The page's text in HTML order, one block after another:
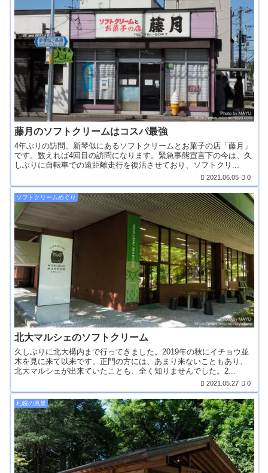
藤月のソフトクリームはコスパ最強
4年ぶりの訪問、新琴似にあるソフトクリームとお菓子の店「藤月」
です。数えれば4回目の訪問になります。緊急事態宣言下の今は、久
しぶりに自転車での遠距離走行を復活させており、ソフトクリ...
2021.06.05 0
ソフトクリームめぐり
北大マルシェのソフトクリーム
久しぶりに北大構内まで行ってきました。2019年の秋にイチョウ並
木を見に来て以来です。正門の方には、あまり来ないこともあり、
北大マルシェが出来ていたことも、全く知りませんでした。2...
2021.05.27 0
札幌の風景